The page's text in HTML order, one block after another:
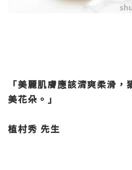
「美麗肌膚應該清爽柔滑
美花朵。」
植村秀 先生